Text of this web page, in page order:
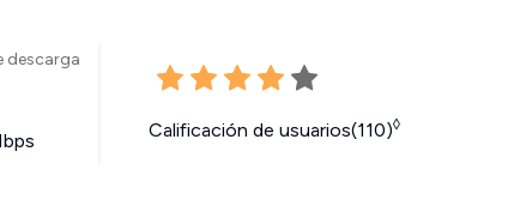
descarga
Calificación de usuarios(110)◊